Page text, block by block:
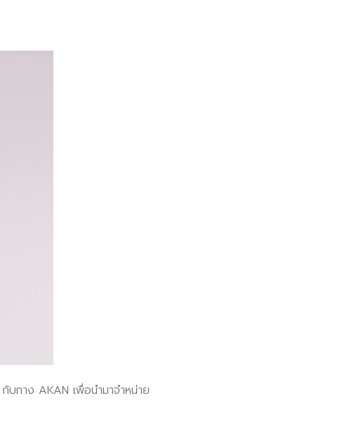
บทาง AKAN เพื่อนำมาจำหน่าย